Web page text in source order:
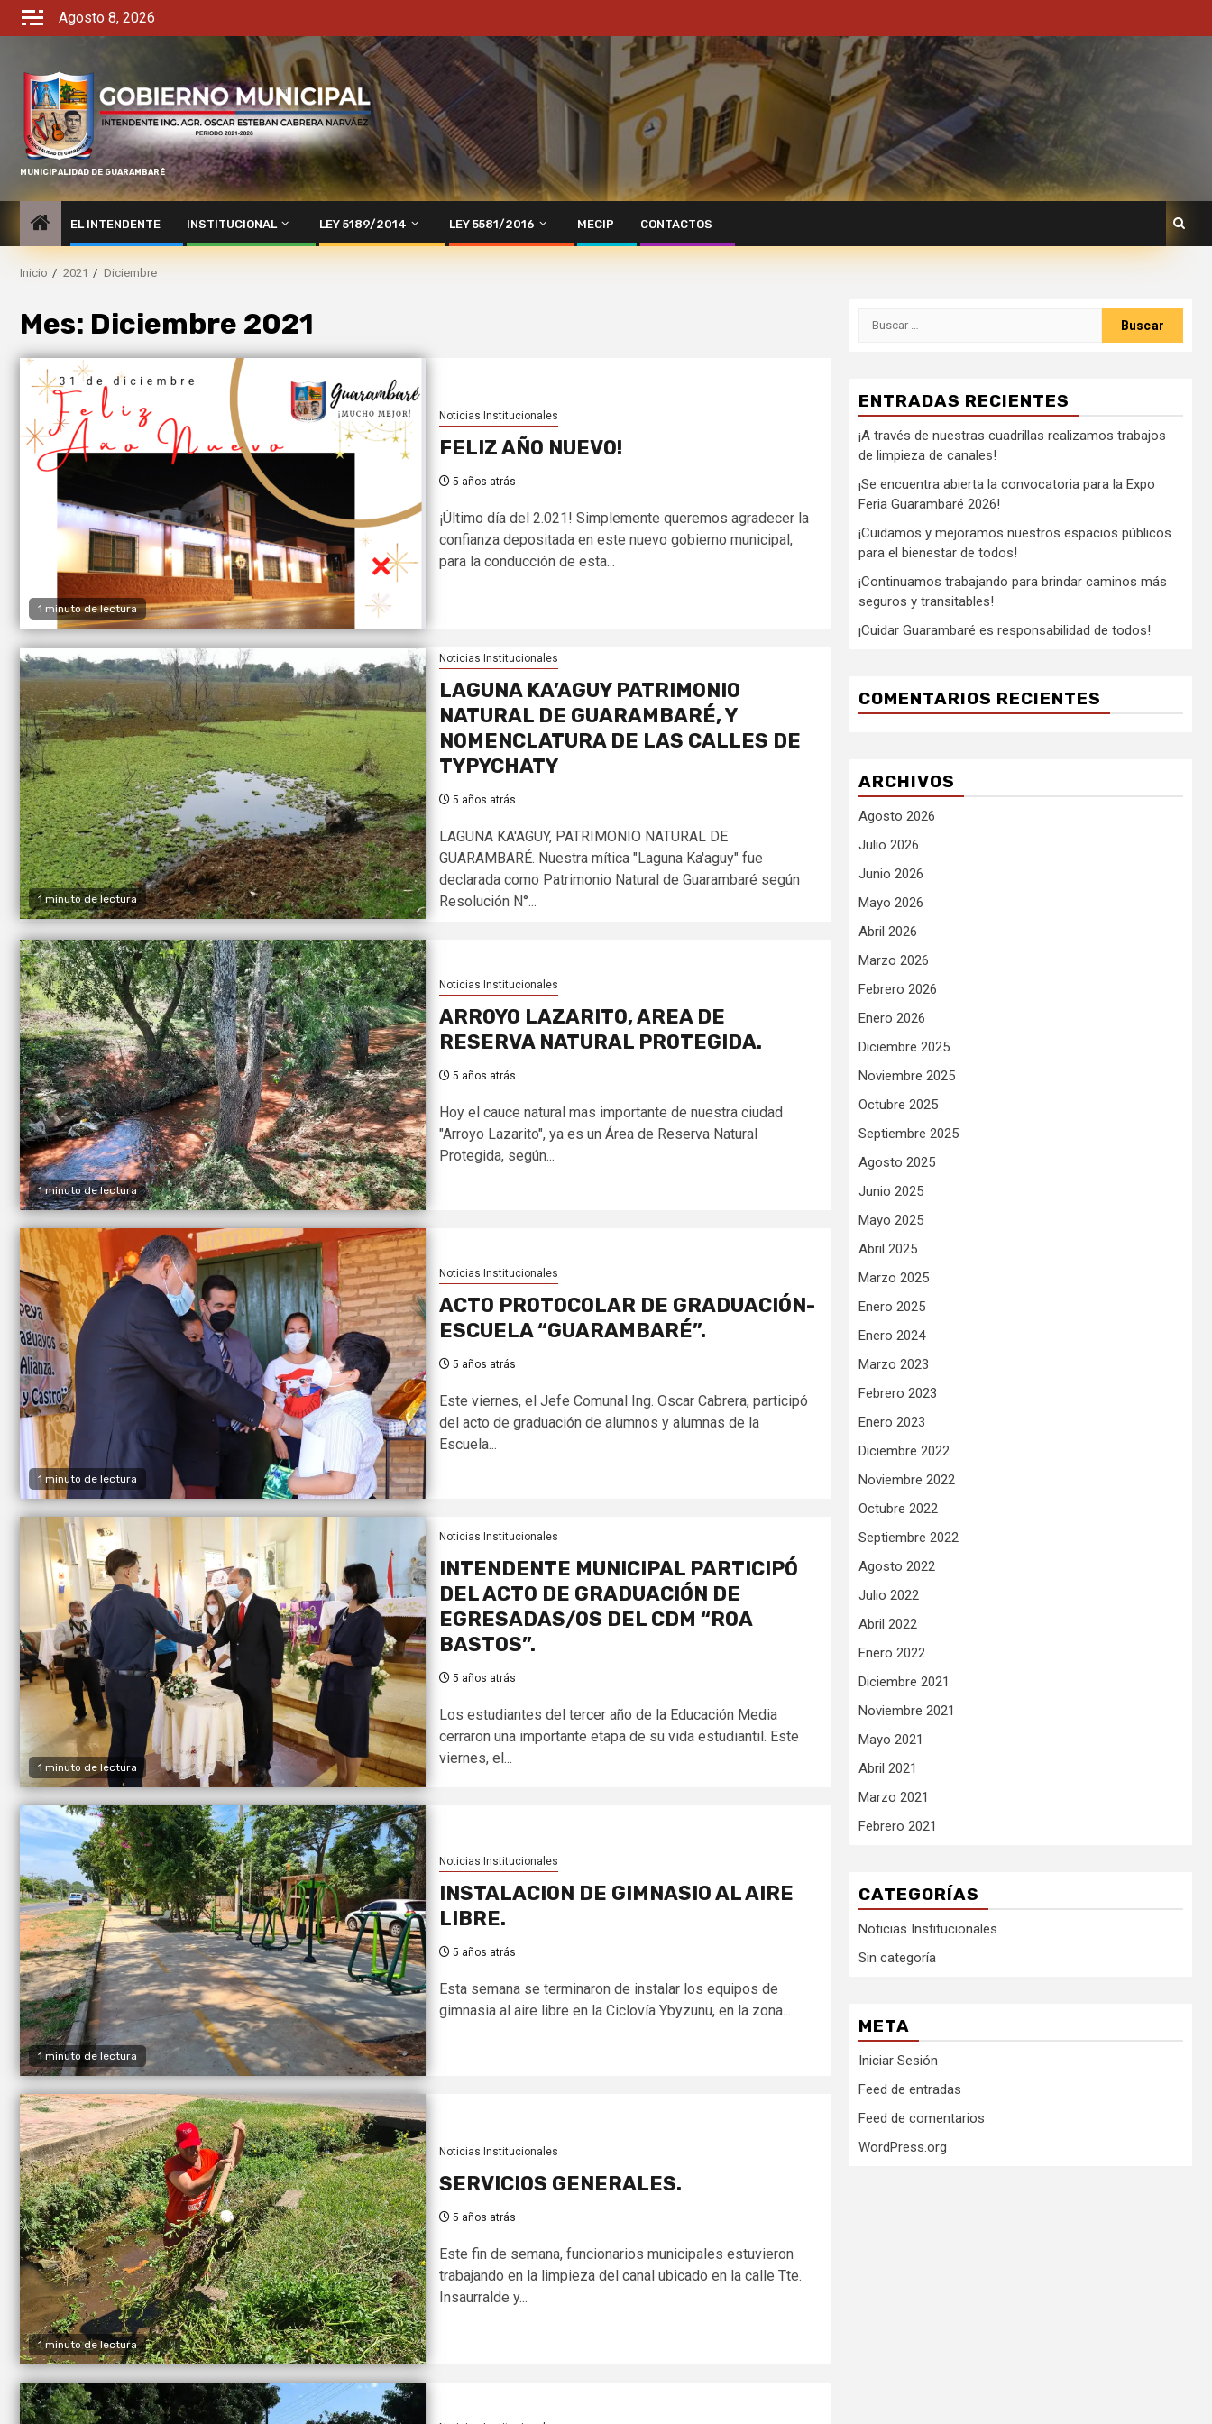
Agosto 8, 2026
MUNICIPALIDAD DE GUARAMBARÉ
EL INTENDENTE INSTITUCIONAL LEY 5189/2014 LEY 5581/2016 MECIP CONTACTOS
Inicio 2021 Diciembre
Mes: Diciembre 2021
1 minuto de lectura
Noticias Institucionales
FELIZ AÑO NUEVO!
5 años atrás
¡Último día del 2.021! Simplemente queremos agradecer la
confianza depositada en este nuevo gobierno municipal,
para la conducción de esta...
1 minuto de lectura
Noticias Institucionales
LAGUNA KA’AGUY PATRIMONIO
NATURAL DE GUARAMBARÉ, Y
NOMENCLATURA DE LAS CALLES DE
TYPYCHATY
5 años atrás
LAGUNA KA'AGUY, PATRIMONIO NATURAL DE
GUARAMBARÉ. Nuestra mítica "Laguna Ka'aguy" fue
declarada como Patrimonio Natural de Guarambaré según
Resolución N°...
1 minuto de lectura
Noticias Institucionales
ARROYO LAZARITO, AREA DE
RESERVA NATURAL PROTEGIDA.
5 años atrás
Hoy el cauce natural mas importante de nuestra ciudad
"Arroyo Lazarito", ya es un Área de Reserva Natural
Protegida, según...
1 minuto de lectura
Noticias Institucionales
ACTO PROTOCOLAR DE GRADUACIÓN-
ESCUELA “GUARAMBARÉ”.
5 años atrás
Este viernes, el Jefe Comunal Ing. Oscar Cabrera, participó
del acto de graduación de alumnos y alumnas de la
Escuela...
1 minuto de lectura
Noticias Institucionales
INTENDENTE MUNICIPAL PARTICIPÓ
DEL ACTO DE GRADUACIÓN DE
EGRESADAS/OS DEL CDM “ROA
BASTOS”.
5 años atrás
Los estudiantes del tercer año de la Educación Media
cerraron una importante etapa de su vida estudiantil. Este
viernes, el...
1 minuto de lectura
Noticias Institucionales
INSTALACION DE GIMNASIO AL AIRE
LIBRE.
5 años atrás
Esta semana se terminaron de instalar los equipos de
gimnasia al aire libre en la Ciclovía Ybyzunu, en la zona...
1 minuto de lectura
Noticias Institucionales
SERVICIOS GENERALES.
5 años atrás
Este fin de semana, funcionarios municipales estuvieron
trabajando en la limpieza del canal ubicado en la calle Tte.
Insaurralde y...
ENTRADAS RECIENTES
¡A través de nuestras cuadrillas realizamos trabajos
de limpieza de canales!
¡Se encuentra abierta la convocatoria para la Expo
Feria Guarambaré 2026!
¡Cuidamos y mejoramos nuestros espacios públicos
para el bienestar de todos!
¡Continuamos trabajando para brindar caminos más
seguros y transitables!
¡Cuidar Guarambaré es responsabilidad de todos!
COMENTARIOS RECIENTES
ARCHIVOS
Agosto 2026
Julio 2026
Junio 2026
Mayo 2026
Abril 2026
Marzo 2026
Febrero 2026
Enero 2026
Diciembre 2025
Noviembre 2025
Octubre 2025
Septiembre 2025
Agosto 2025
Junio 2025
Mayo 2025
Abril 2025
Marzo 2025
Enero 2025
Enero 2024
Marzo 2023
Febrero 2023
Enero 2023
Diciembre 2022
Noviembre 2022
Octubre 2022
Septiembre 2022
Agosto 2022
Julio 2022
Abril 2022
Enero 2022
Diciembre 2021
Noviembre 2021
Mayo 2021
Abril 2021
Marzo 2021
Febrero 2021
CATEGORÍAS
Noticias Institucionales
Sin categoría
META
Iniciar Sesión
Feed de entradas
Feed de comentarios
WordPress.org